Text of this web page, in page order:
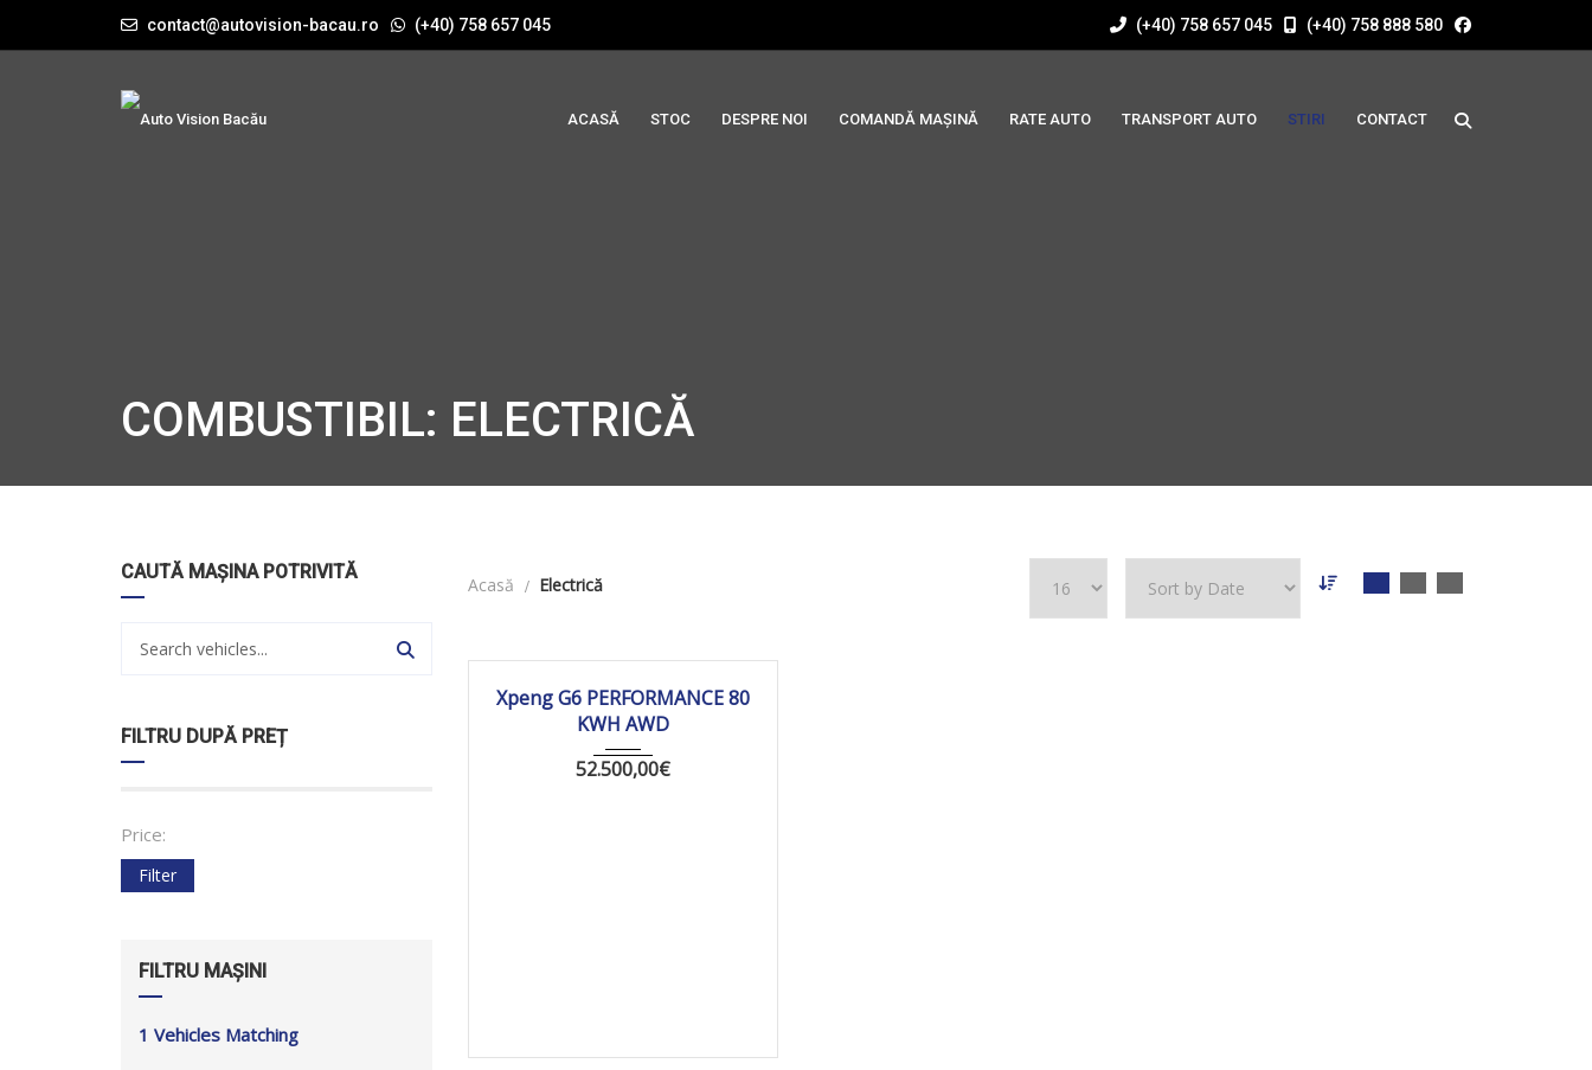
contact@autovision-bacau.ro (+40) 758 657 045 (+40) 758 657 045 (+40) 758 888 580
ACASĂ STOC DESPRE NOI COMANDĂ MAȘINĂ RATE AUTO TRANSPORT AUTO STIRI CONTACT
COMBUSTIBIL: ELECTRICĂ
CAUTĂ MAȘINA POTRIVITĂ
FILTRU DUPĂ PREȚ
Price:
Filter
FILTRU MAȘINI
1 Vehicles Matching
Acasă Electrică
2026 Autom... 10 km
Xpeng G6 PERFORMANCE 80
KWH AWD
52.500,00€